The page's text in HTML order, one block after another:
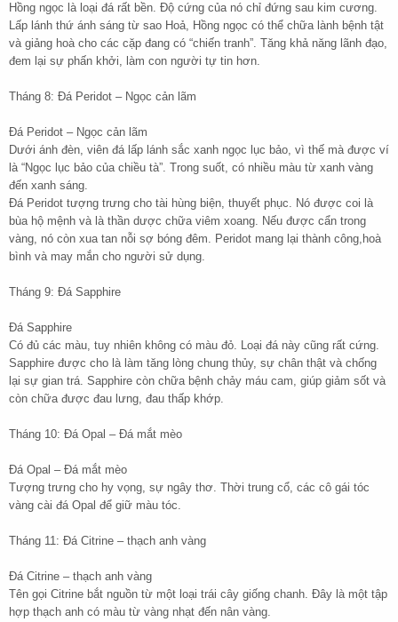
Hồng ngọc là loại đá rất bền. Độ cứng của nó chỉ đứng sau kim cương.
Lấp lánh thứ ánh sáng từ sao Hoả, Hồng ngọc có thể chữa lành bệnh tật
và giảng hoà cho các cặp đang có “chiến tranh”. Tăng khả năng lãnh đạo,
đem lại sự phấn khởi, làm con người tự tin hơn.
Tháng 8: Đá Peridot – Ngọc cản lãm
Đá Peridot – Ngọc cản lãm
Dưới ánh đèn, viên đá lấp lánh sắc xanh ngọc lục bảo, vì thế mà được ví
là “Ngọc lục bảo của chiều tà”. Trong suốt, có nhiều màu từ xanh vàng
đến xanh sáng.
Đá Peridot tượng trưng cho tài hùng biện, thuyết phục. Nó được coi là
bùa hộ mệnh và là thần dược chữa viêm xoang. Nếu được cẩn trong
vàng, nó còn xua tan nỗi sợ bóng đêm. Peridot mang lại thành công,hoà
bình và may mắn cho người sử dụng.
Tháng 9: Đá Sapphire
Đá Sapphire
Có đủ các màu, tuy nhiên không có màu đỏ. Loại đá này cũng rất cứng.
Sapphire được cho là làm tăng lòng chung thủy, sự chân thật và chống
lại sự gian trá. Sapphire còn chữa bệnh chảy máu cam, giúp giảm sốt và
còn chữa được đau lưng, đau thấp khớp.
Tháng 10: Đá Opal – Đá mắt mèo
Đá Opal – Đá mắt mèo
Tượng trưng cho hy vọng, sự ngây thơ. Thời trung cổ, các cô gái tóc
vàng cài đá Opal để giữ màu tóc.
Tháng 11: Đá Citrine – thạch anh vàng
Đá Citrine – thạch anh vàng
Tên gọi Citrine bắt nguồn từ một loại trái cây giống chanh. Đây là một tập
hợp thạch anh có màu từ vàng nhạt đến nân vàng.